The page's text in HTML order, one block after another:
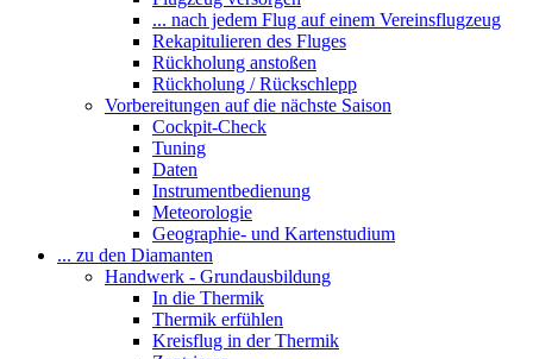
... nach jedem Flug auf einem Vereinsflugzeug
Rekapitulieren des Fluges
Rückholung anstoßen
Rückholung / Rückschlepp
Vorbereitungen auf die nächste Saison
Cockpit-Check
Tuning
Daten
Instrumentbedienung
Meteorologie
Geographie- und Kartenstudium
... zu den Diamanten
Handwerk - Grundausbildung
In die Thermik
Thermik erfühlen
Kreisflug in der Thermik